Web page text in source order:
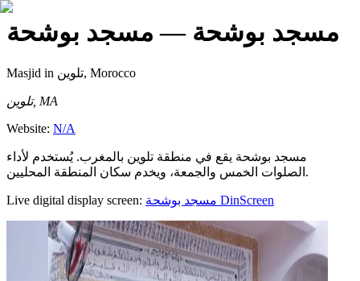
مسجد بوشحة — مسجد بوشحة
Masjid in تلوين, Morocco
تلوين, MA
Website: N/A
مسجد بوشحة يقع في منطقة تلوين بالمغرب. يُستخدم لأداء
الصلوات الخمس والجمعة، ويخدم سكان المنطقة المحليين.
Live digital display screen: مسجد بوشحة DinScreen